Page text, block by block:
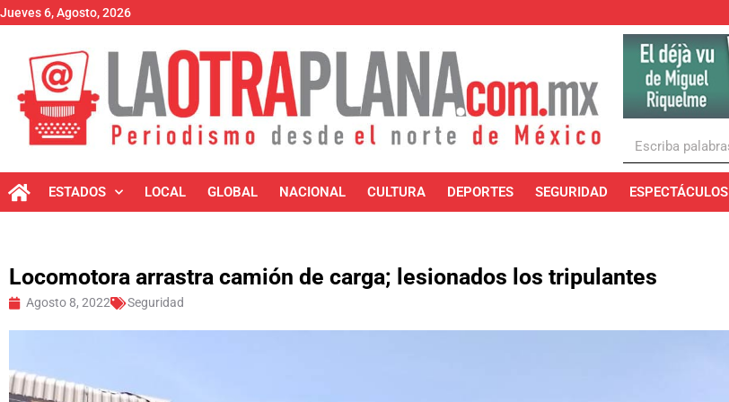
Jueves 6, Agosto, 2026
ESTADOS LOCAL GLOBAL NACIONAL CULTURA DEPORTES SEGURIDAD ESPECTÁCULOS
Locomotora arrastra camión de carga; lesionados los tripulantes
Agosto 8, 2022 Seguridad